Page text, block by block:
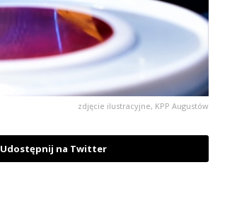
zdjęcie ilustracyjne, KPP Augustów
Udostępnij na Twitter